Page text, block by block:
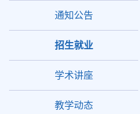
通知公告
招生就业
学术讲座
教学动态